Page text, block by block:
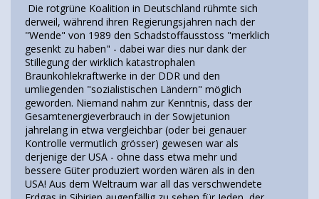
Die rotgrüne Koalition in Deutschland rühmte sich
derweil, während ihren Regierungsjahren nach der
"Wende" von 1989 den Schadstoffausstoss "merklich
gesenkt zu haben" - dabei war dies nur dank der
Stillegung der wirklich katastrophalen
Braunkohlekraftwerke in der DDR und den
umliegenden "sozialistischen Ländern" möglich
geworden. Niemand nahm zur Kenntnis, dass der
Gesamtenergieverbrauch in der Sowjetunion
jahrelang in etwa vergleichbar (oder bei genauer
Kontrolle vermutlich grösser) gewesen war als
derjenige der USA - ohne dass etwa mehr und
bessere Güter produziert worden wären als in den
USA! Aus dem Weltraum war all das verschwendete